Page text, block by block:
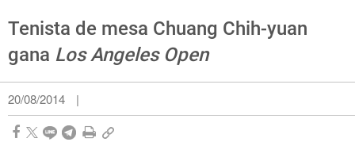
Tenista de mesa Chuang Chih-yuan
gana Los Angeles Open
20/08/2014 |